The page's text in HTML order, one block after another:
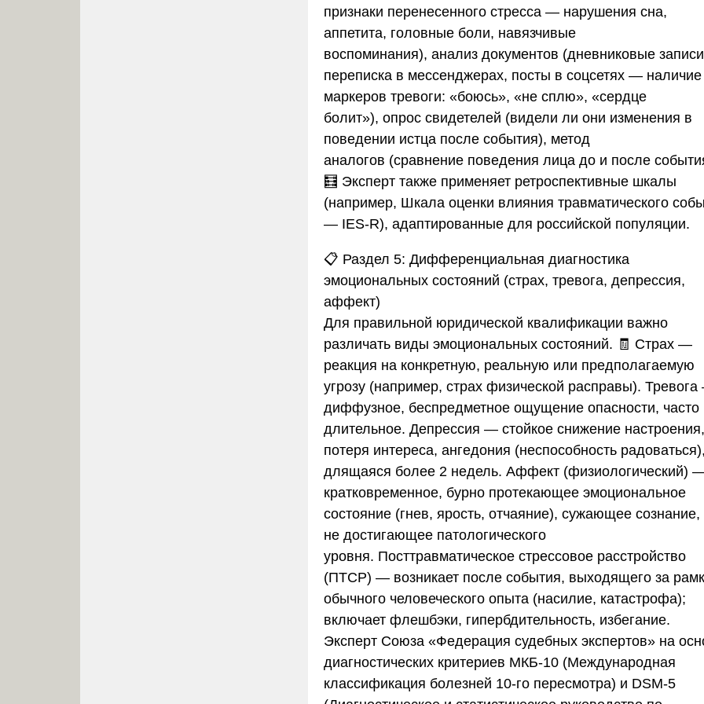
признаки перенесенного стресса — нарушения сна,
аппетита, головные боли, навязчивые
воспоминания), анализ документов (дневниковые
переписка в мессенджерах, посты в соцсетях — наличие
маркеров тревоги: «боюсь», «не сплю», «сердце
болит»), опрос свидетелей (видели ли они изменения в
поведении истца после события), метод
аналогов (сравнение поведения лица до и после
🧮 Эксперт также применяет ретроспективные шкалы
(например, Шкала оценки влияния травматического
— IES-R), адаптированные для российской популяции.
📋 Раздел 5: Дифференциальная диагностика
эмоциональных состояний (страх, тревога, депрессия,
аффект)
Для правильной юридической квалификации важно
различать виды эмоциональных состояний. 🧾 Страх —
реакция на конкретную, реальную или предполагаемую
угрозу (например, страх физической расправы). Тревога
диффузное, беспредметное ощущение опасности, часто
длительное. Депрессия — стойкое снижение настроения,
потеря интереса, ангедония (неспособность радоваться),
длящаяся более 2 недель. Аффект (физиологический)
кратковременное, бурно протекающее эмоциональное
состояние (гнев, ярость, отчаяние), сужающее сознание,
не достигающее патологического
уровня. Посттравматическое стрессовое расстройство
(ПТСР) — возникает после события, выходящего за
обычного человеческого опыта (насилие, катастрофа);
включает флешбэки, гипербдительность, избегание.
Эксперт Союза «Федерация судебных экспертов» на
диагностических критериев МКБ-10 (Международная
классификация болезней 10-го пересмотра) и DSM-5